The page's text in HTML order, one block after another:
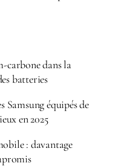
carbone dans la
batteries
Samsung équipés de
en 2025
: davantage